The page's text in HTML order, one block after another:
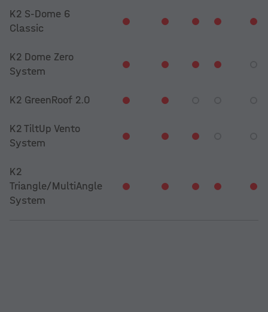
K2 S-Dome 6
Classic
K2 Dome Zero
System
K2 GreenRoof 2.0
K2 TiltUp Vento
System
K2
Triangle/MultiAngle
System